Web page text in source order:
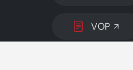
REŽIM VOP